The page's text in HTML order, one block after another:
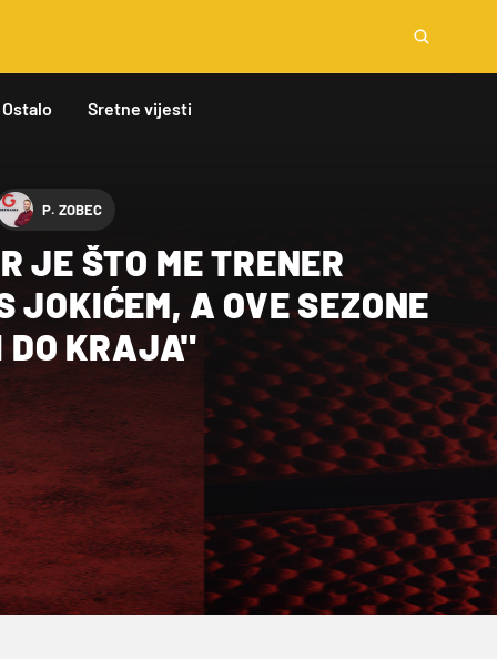
Ostalo Sretne vijesti
P. ZOBEC
JE ŠTO ME TRENER
JOKIĆEM, A OVE SEZONE
DO KRAJA"